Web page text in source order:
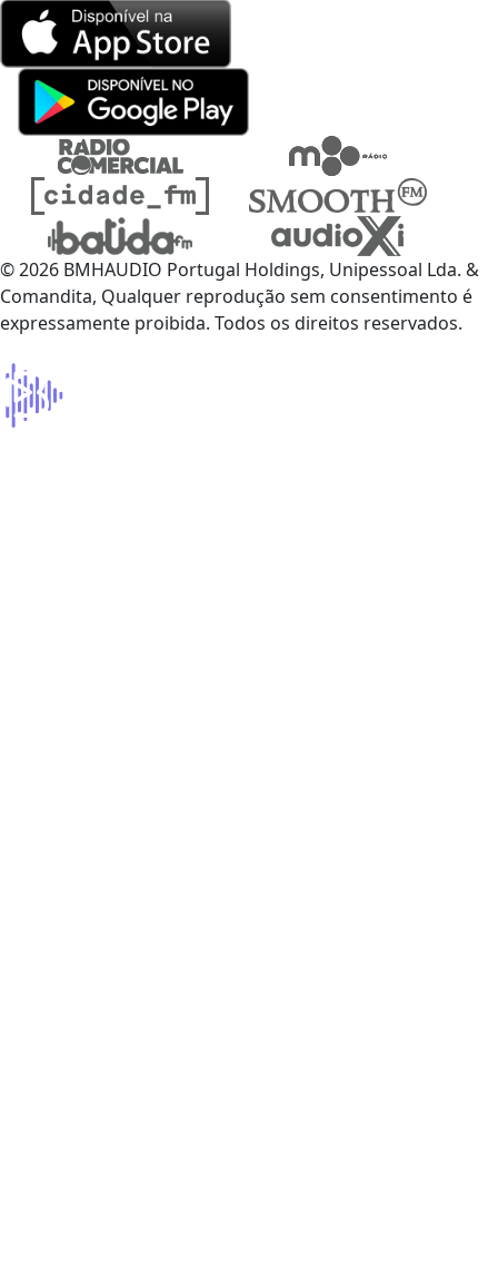
© 2026 BMHAUDIO Portugal Holdings, Unipessoal Lda. &
Comandita, Qualquer reprodução sem consentimento é
expressamente proibida. Todos os direitos reservados.